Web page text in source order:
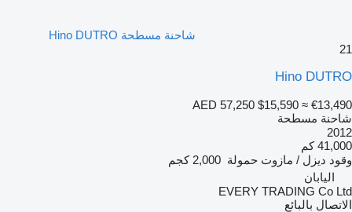
شاحنة مسطحة Hino DUTRO
21
Hino DUTRO
AED 57,250 $15,590 ≈ €13,490
شاحنة مسطحة
2012
41,000 كم
وقود ديزل / مازوت حمولة 2,000 كجم
اليابان
EVERY TRADING Co Ltd
الاتصال بالبائع